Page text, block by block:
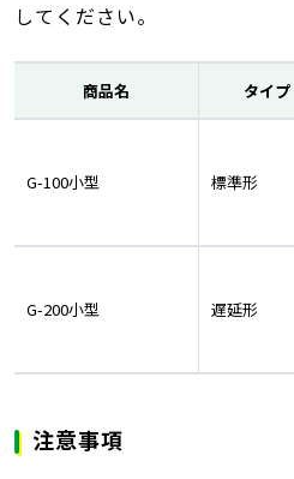
してください。
商品名 タイプ
G-100小型 標準形
G-200小型 遅延形
注意事項